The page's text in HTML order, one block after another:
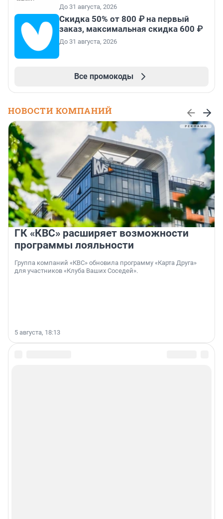
До 31 августа, 2026
Скидка 50% от 800 ₽ на первый
заказ, максимальная скидка 600 ₽
До 31 августа, 2026
Все промокоды
НОВОСТИ КОМПАНИЙ
ГК «КВС» расширяет возможности
программы лояльности
Группа компаний «КВС» обновила программу «Карта Друга»
для участников «Клуба Ваших Соседей».
5 августа, 18:13